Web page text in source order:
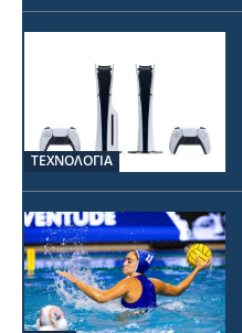
ΤΕΧΝΟΛΟΓΙΑ